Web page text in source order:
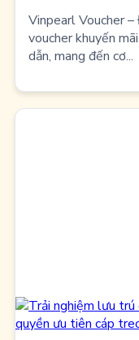
Vinpearl Voucher
voucher khuyến
dẫn, mang đến cơ...